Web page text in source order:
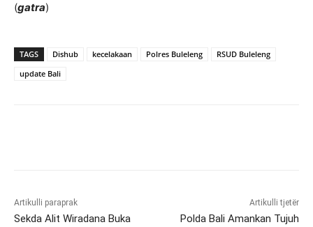
(gatra)
TAGS Dishub kecelakaan Polres Buleleng
RSUD Buleleng
update Bali
Artikulli paraprak
Sekda Alit Wiradana Buka
Artikulli tjetër
Polda Bali Amankan Tujuh